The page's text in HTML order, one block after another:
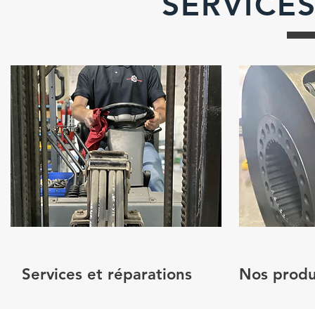
Services et réparations Nos